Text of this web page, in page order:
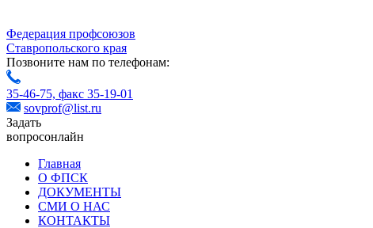
Федерация профсоюзов
Ставропольского края
Позвоните нам по телефонам:
35-46-75, факс 35-19-01
sovprof@list.ru
Задать
вопросонлайн
Главная
О ФПСК
ДОКУМЕНТЫ
СМИ О НАС
КОНТАКТЫ